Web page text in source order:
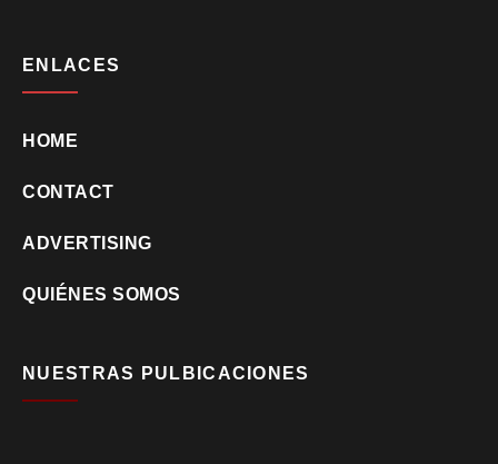
ENLACES
HOME
CONTACT
ADVERTISING
QUIÉNES SOMOS
NUESTRAS PULBICACIONES